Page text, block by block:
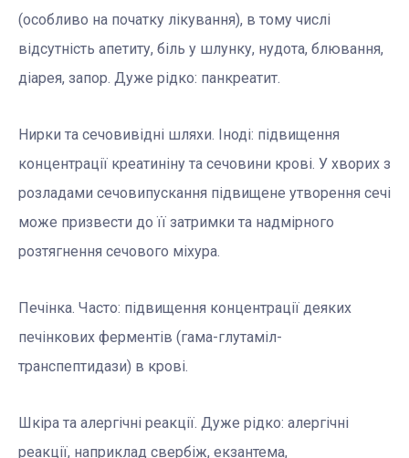
(особливо на початку лікування), в тому числі
відсутність апетиту, біль у шлунку, нудота, блювання,
діарея, запор. Дуже рідко: панкреатит.
Нирки та сечовивідні шляхи. Іноді: підвищення
концентрації креатиніну та сечовини крові. У хворих з
розладами сечовипускання підвищене утворення сечі
може призвести до її затримки та надмірного
розтягнення сечового міхура.
Печінка. Часто: підвищення концентрації деяких
печінкових ферментів (гама-глутаміл-
транспептидази) в крові.
Шкіра та алергічні реакції. Дуже рідко: алергічні
реакції, наприклад свербіж, екзантема,